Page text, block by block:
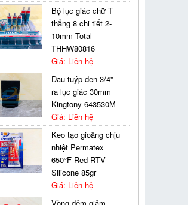
Bộ lục giác chữ T
thẳng 8 chi tiết 2-
10mm Total
THHW80816
Giá: Liên hệ
Đầu tuýp đen 3/4''
ra lục giác 30mm
Kingtony 643530M
Giá: Liên hệ
Keo tạo gioăng chịu
nhiệt Permatex
650°F Red RTV
Silicone 85gr
Giá: Liên hệ